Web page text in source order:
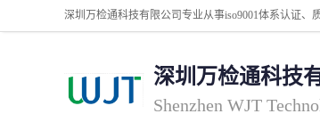
深圳万检通科技
Shenzhen WJT